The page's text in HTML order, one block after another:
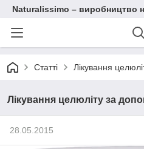
Naturalissimo – виробництво
Статті Лікування
Лікування целюліту за
28.05.2015